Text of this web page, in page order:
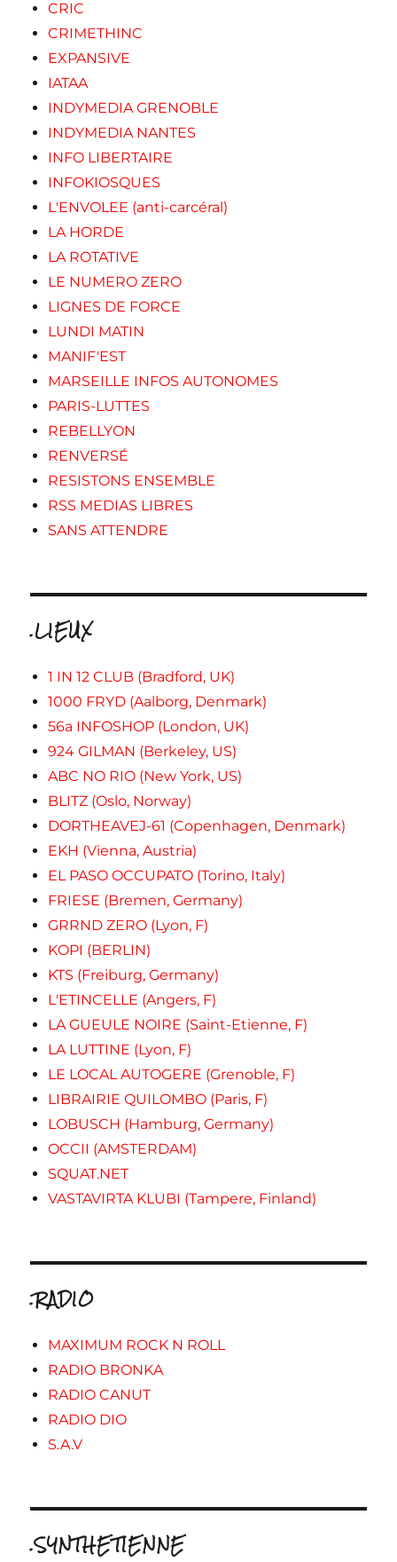
CRIC
CRIMETHINC
EXPANSIVE
IATAA
INDYMEDIA GRENOBLE
INDYMEDIA NANTES
INFO LIBERTAIRE
INFOKIOSQUES
L'ENVOLEE (anti-carcéral)
LA HORDE
LA ROTATIVE
LE NUMERO ZERO
LIGNES DE FORCE
LUNDI MATIN
MANIF'EST
MARSEILLE INFOS AUTONOMES
PARIS-LUTTES
REBELLYON
RENVERSÉ
RESISTONS ENSEMBLE
RSS MEDIAS LIBRES
SANS ATTENDRE
.LIEUX
1 IN 12 CLUB (Bradford, UK)
1000 FRYD (Aalborg, Denmark)
56a INFOSHOP (London, UK)
924 GILMAN (Berkeley, US)
ABC NO RIO (New York, US)
BLITZ (Oslo, Norway)
DORTHEAVEJ-61 (Copenhagen, Denmark)
EKH (Vienna, Austria)
EL PASO OCCUPATO (Torino, Italy)
FRIESE (Bremen, Germany)
GRRND ZERO (Lyon, F)
KOPI (BERLIN)
KTS (Freiburg, Germany)
L'ETINCELLE (Angers, F)
LA GUEULE NOIRE (Saint-Etienne, F)
LA LUTTINE (Lyon, F)
LE LOCAL AUTOGERE (Grenoble, F)
LIBRAIRIE QUILOMBO (Paris, F)
LOBUSCH (Hamburg, Germany)
OCCII (AMSTERDAM)
SQUAT.NET
VASTAVIRTA KLUBI (Tampere, Finland)
.RADIO
MAXIMUM ROCK N ROLL
RADIO BRONKA
RADIO CANUT
RADIO DIO
S.A.V
.SYNTHETIENNE